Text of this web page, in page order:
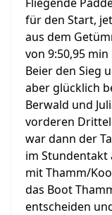
für den Start,
aus dem
von 9:50,95
Beier den Sieg
aber glücklich
Berwald und
vorderen
war dann der
im Stundentakt
mit Thamm/
das Boot
entscheiden